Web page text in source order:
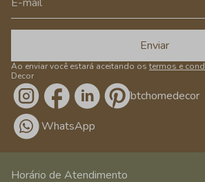
Enviar
Ao enviar você estará aceitando os termos e
Decor
/btchomedecor
WhatsApp
Horário de Atendimento